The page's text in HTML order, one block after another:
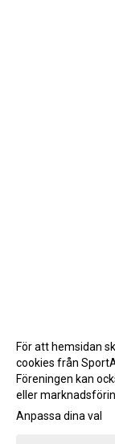
För att hemsidan
cookies från
Föreningen kan
eller
Anpassa dina val